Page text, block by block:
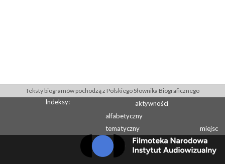
Teksty biogramów pochodzą z Polskiego Słownika Biograficznego
Indeksy:
aktywności
alfabetyczny
tematyczny
miejsc